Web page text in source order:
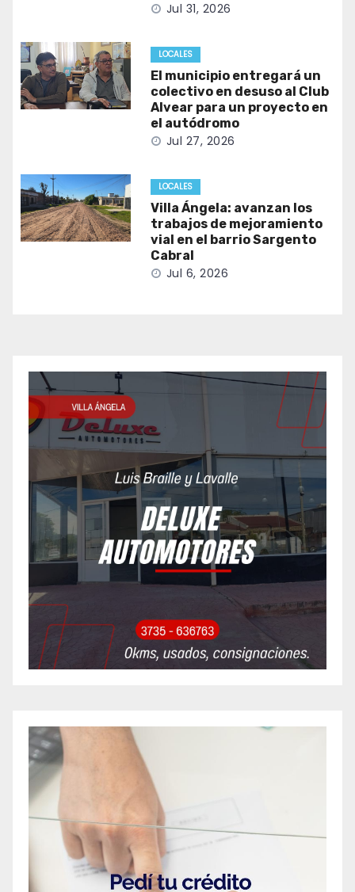
Jul 31, 2026
LOCALES
El municipio entregará un
colectivo en desuso al Club
Alvear para un proyecto en
el autódromo
Jul 27, 2026
LOCALES
Villa Ángela: avanzan los
trabajos de mejoramiento
vial en el barrio Sargento
Cabral
Jul 6, 2026